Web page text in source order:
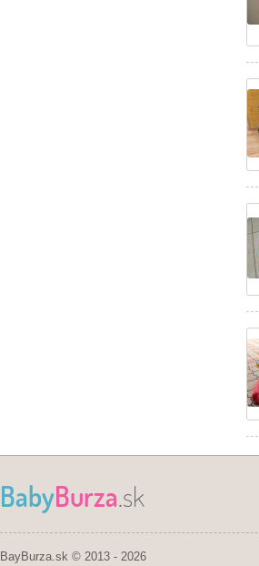
BabyBurza.sk
BayBurza.sk © 2013 - 2026